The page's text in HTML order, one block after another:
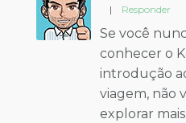
|
Responder
Se você
conhecer o
introdução
viagem, não
explorar